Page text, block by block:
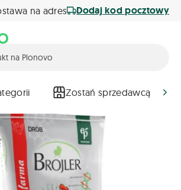
na adres Dodaj kod pocztowy
Zostań sprzedawcą